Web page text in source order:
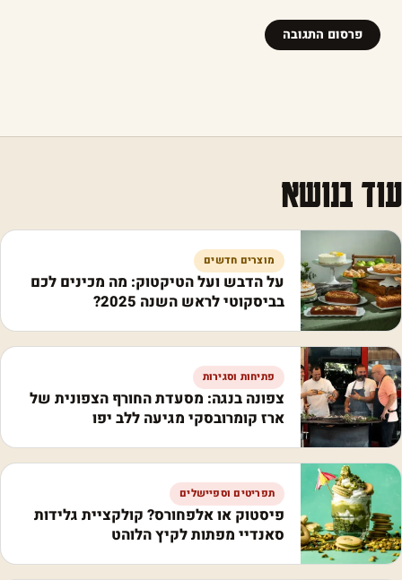
עוד בנושא
מוצרים חדשים
על הדבש ועל הטיקטוק: מה מכינים לכם
בביסקוטי לראש השנה 2025?
פתיחות וסגירות
צפונה בנגה: מסעדת החורף הצפונית של
ארז קומרובסקי מגיעה ללב יפו
תפריטים וספיישלים
פיסטוק או אלפחורס? קולקציית גלידות
סאנדיי מפתות לקיץ הלוהט